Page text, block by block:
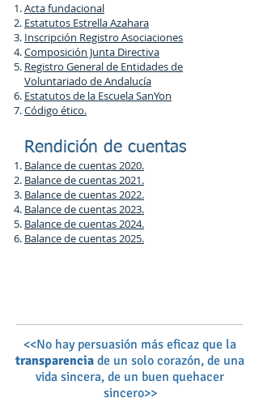
Acta fundacional
Estatutos Estrella Azahara
Inscripción Registro Asociaciones
Composición Junta Directiva
Registro General de Entidades de
Voluntariado de Andalucía
Estatutos de la Escuela SanYon
Código ético.
Rendición de cuentas
Balance de cuentas 2020.
Balance de cuentas 2021.
Balance de cuentas 2022.
Balance de cuentas 2023.
Balance de cuentas 2024.
Balance de cuentas 2025.
<<No hay persuasión más eficaz que la
transparencia de un solo corazón, de una
vida sincera, de un buen quehacer
sincero>>